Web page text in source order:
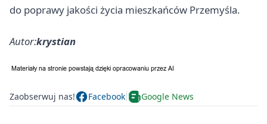
do poprawy jakości życia mieszkańców Przemyśla.
Autor:krystian
Zaobserwuj nas! Facebook Google News